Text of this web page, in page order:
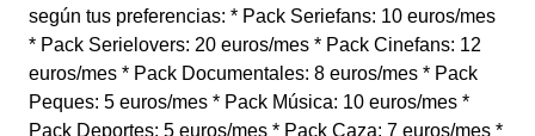
según tus preferencias: * Pack Seriefans: 10 euros/mes
* Pack Serielovers: 20 euros/mes * Pack Cinefans: 12
euros/mes * Pack Documentales: 8 euros/mes * Pack
Peques: 5 euros/mes * Pack Música: 10 euros/mes *
Pack Deportes: 5 euros/mes * Pack Caza: 7 euros/mes *